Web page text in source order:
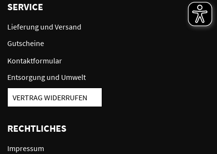
SERVICE
Lieferung und Versand
Gutscheine
Kontaktformular
Entsorgung und Umwelt
VERTRAG WIDERRUFEN
RECHTLICHES
Impressum